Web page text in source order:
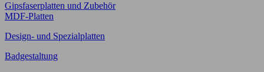
Gipsfaserplatten und Zubehör
MDF-Platten
Design- und Spezialplatten
Badgestaltung